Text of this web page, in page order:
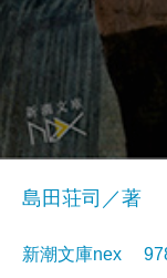
島田荘司／著
新潮文庫nex